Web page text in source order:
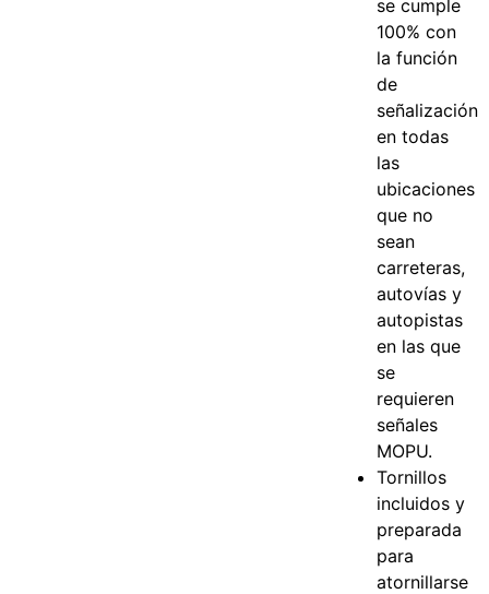
se cumple
100% con
la función
de
señalización
en todas
las
ubicaciones
que no
sean
carreteras,
autovías y
autopistas
en las que
se
requieren
señales
MOPU.
Tornillos
incluidos y
preparada
para
atornillarse